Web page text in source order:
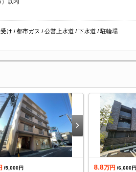
以内
け / 都市ガス / 公営上水道 / 下水道 / 駐輪場
/5,000円
8.8万円 /6,600円